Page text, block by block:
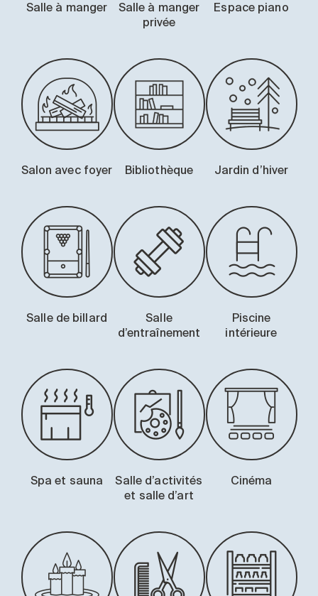
Salle à manger
Salle à manger
privée
Espace piano
Salon avec foyer Bibliothèque Jardin d’hiver
Salle de billard
Salle
d’entraînement
Piscine
intérieure
Spa et sauna
Salle d’activités
et salle d’art
Cinéma